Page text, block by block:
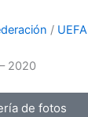
/ UEFA
2020
de fotos